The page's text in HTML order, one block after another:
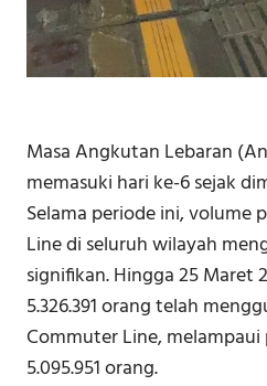
Masa Angkutan Lebaran
memasuki hari ke-6 sejak
Selama periode ini, volume
Line di seluruh wilayah
signifikan. Hingga 25 Maret
5.326.391 orang telah
Commuter Line,
5.095.951 orang.